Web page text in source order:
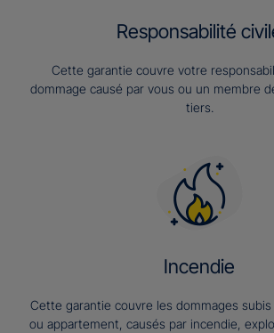
Responsabilité
Cette garantie couvre votre
dommage causé par vous ou un membre
tiers.
Incendie
Cette garantie couvre les dommages
ou appartement, causés par incendie,